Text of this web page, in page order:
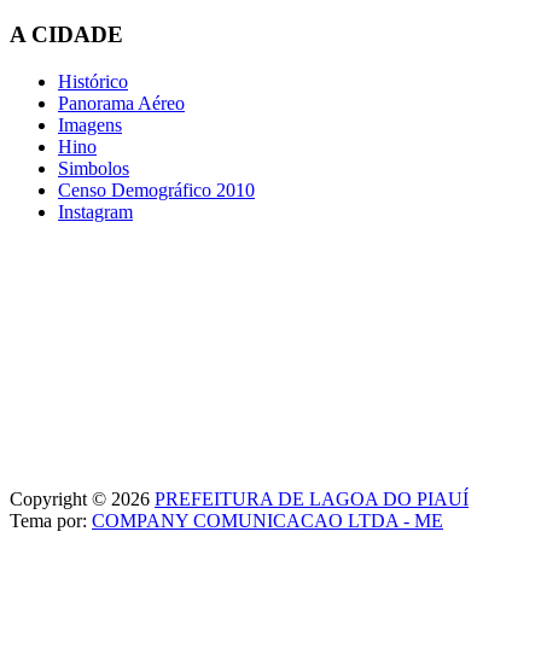
A CIDADE
Histórico
Panorama Aéreo
Imagens
Hino
Simbolos
Censo Demográfico 2010
Instagram
Copyright © 2026 PREFEITURA DE LAGOA DO PIAUÍ
Tema por: COMPANY COMUNICACAO LTDA - ME